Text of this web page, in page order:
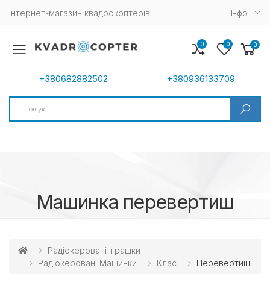
Інтернет-магазин квадрокоптерів Iнфо
Toggle mobile menu
+380682882502 +380936133709
Search
0 0 0
Машинка перевертиш
Радіокеровані Іграшки
Радіокеровані Машинки
Клас Перевертиш